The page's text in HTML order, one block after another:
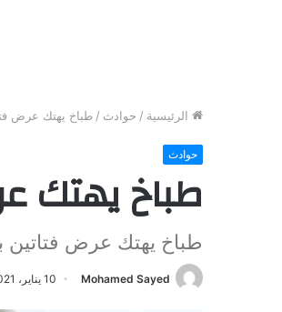
الرئيسية / حوادث / طباخ يهتك عرض
حوادث
طباخ يهتك
طباخ يهتك عرض فتاتين
Mohamed Sayed 10 يناير، 2021